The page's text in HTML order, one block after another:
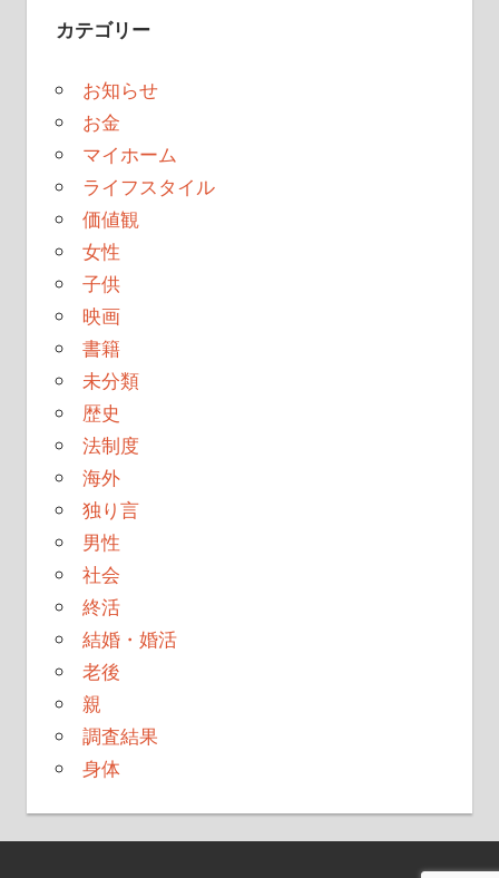
カテゴリー
お知らせ
お金
マイホーム
ライフスタイル
価値観
女性
子供
映画
書籍
未分類
歴史
法制度
海外
独り言
男性
社会
終活
結婚・婚活
老後
親
調査結果
身体